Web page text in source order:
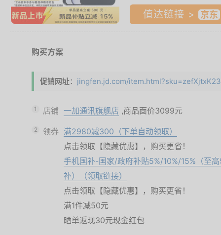
值达链接 >
购买方案
促销网址： jingfen.jd.com/
1 店铺 一加通讯旗舰店 ,商品面价3099元
2 领券 满2980减300（下单自动领取）
点击领取【隐藏优惠】，购买更省！
手机国补-国家/政府补贴5%/10%/15%（至
补）（领取链接）
点击领取【隐藏优惠】，购买更省！
满1件减50元
晒单返现30元现金红包